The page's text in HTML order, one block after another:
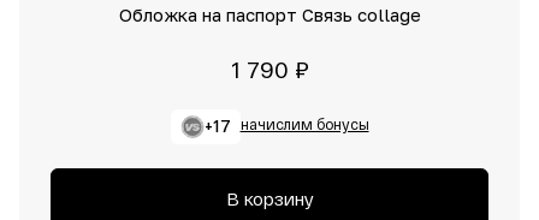
Обложка на паспорт Связь collage
1 790 ₽
+17 начислим бонусы
В корзину